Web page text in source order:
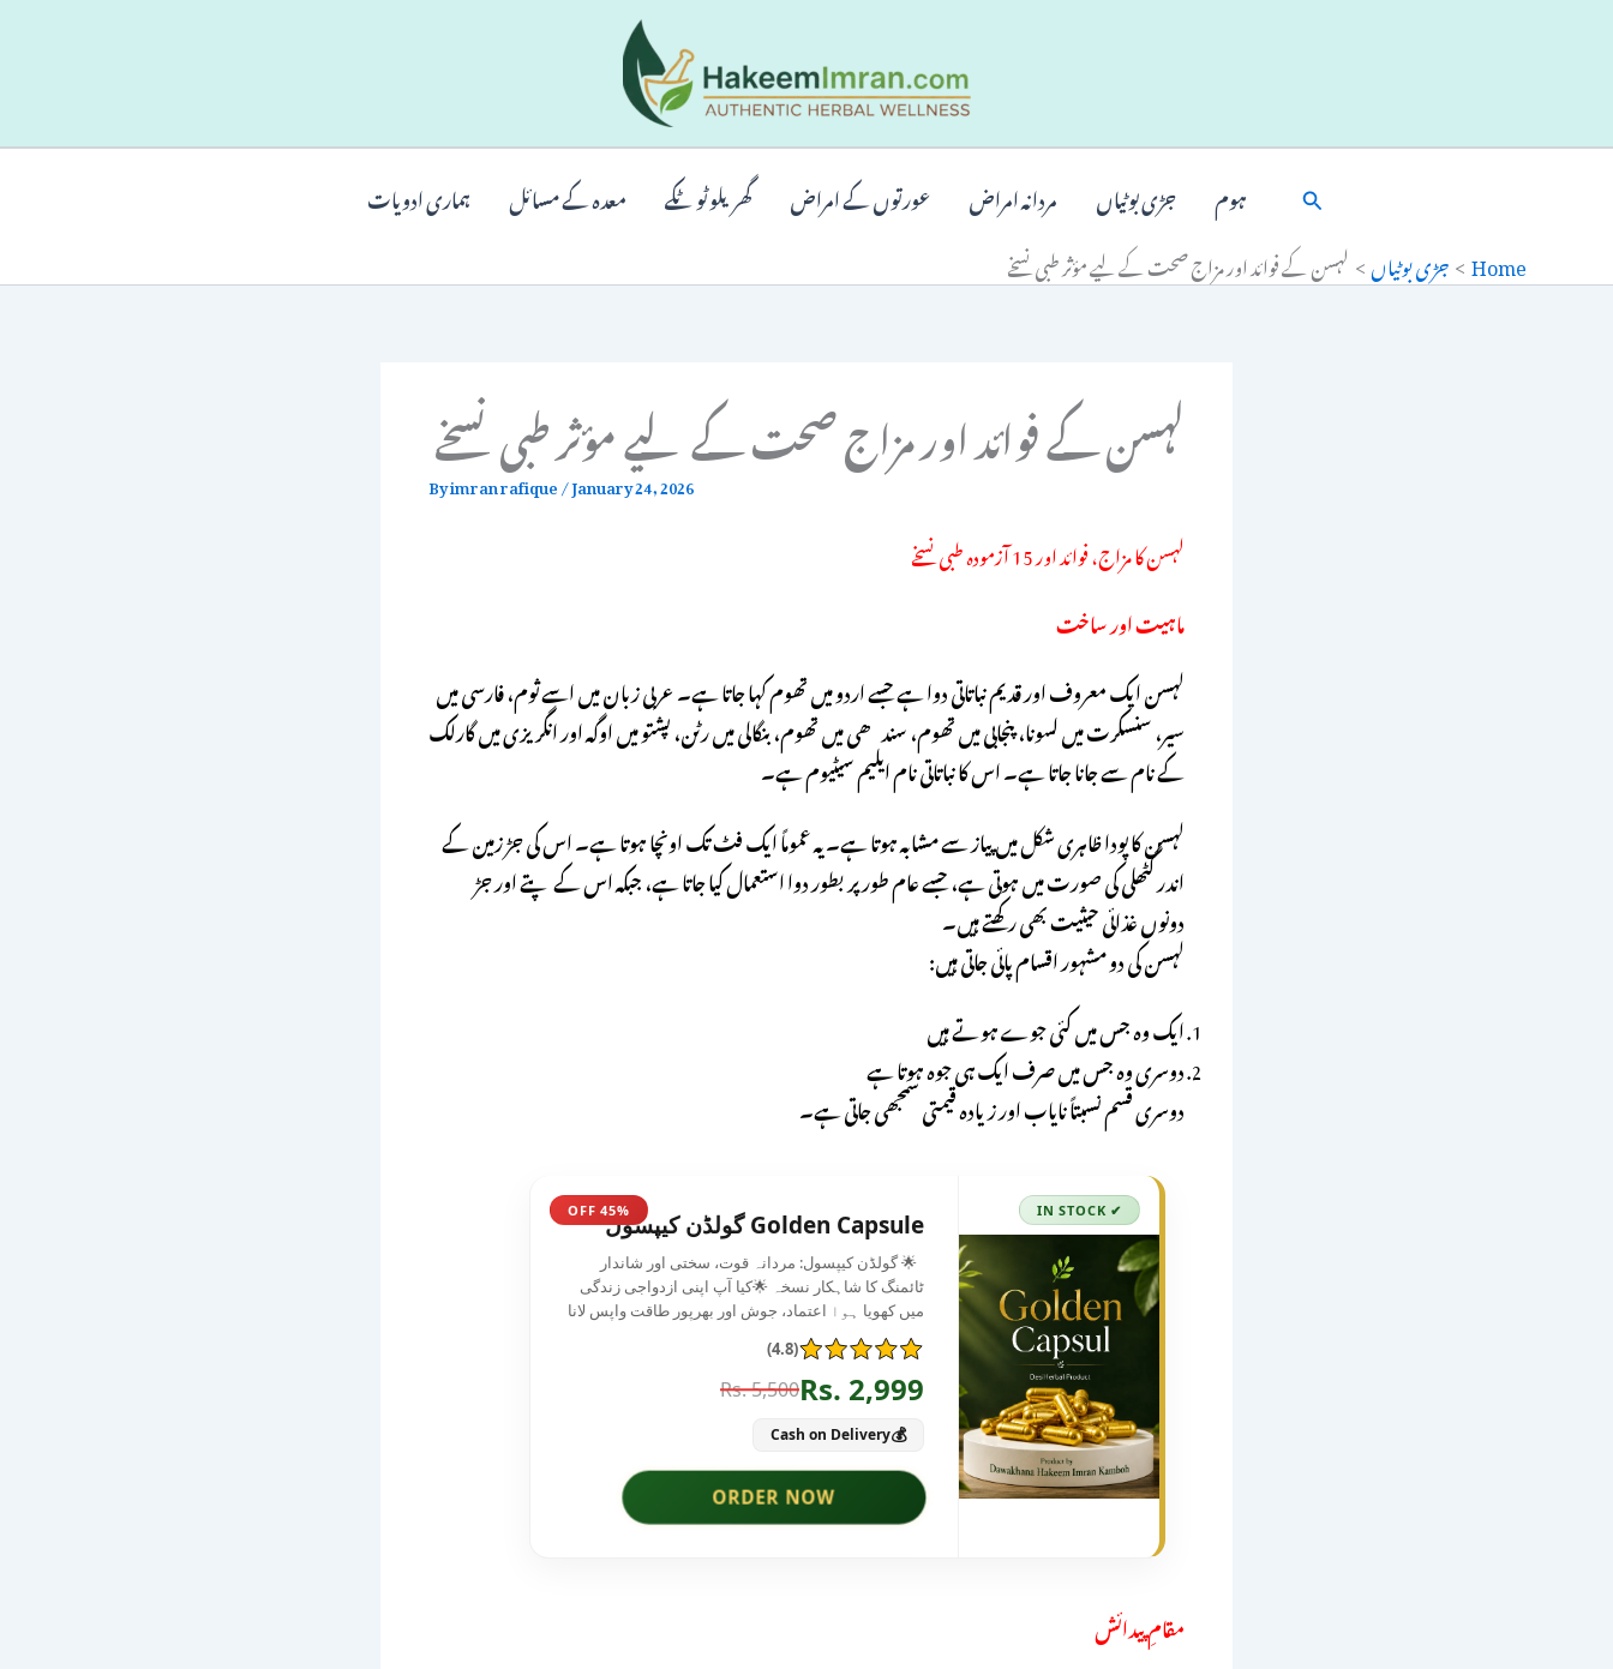
Search ہوم جڑی بوٹیاں مردانہ امراض عورتوں کے امراض گھریلو ٹوٹکے معدہ کے مسائل
ہماری ادویات
Home جڑی بوٹیاں لہسن کے فوائد اور مزاج صحت کے لیے مؤثر طبی نسخے
لہسن کے فوائد اور مزاج صحت کے لیے مؤثر طبی نسخے
Byimran rafique/January 24, 2026
لہسن کا مزاج، فوائد اور 15 آزمودہ طبی نسخے
ماہیت اور ساخت
لہسن ایک معروف اور قدیم نباتاتی دوا ہے جسے اردو میں تھوم کہا جاتا ہے۔ عربی زبان میں اسے ثوم، فارسی میں
سیر، سنسکرت میں لسونا، پنجابی میں تھوم، سندھی میں تھوم، بنگالی میں رٹن، پشتو میں اوگہ اور انگریزی میں گارلک
کے نام سے جانا جاتا ہے۔ اس کا نباتاتی نام ایلیم سیٹیوم ہے۔
لہسن کا پودا ظاہری شکل میں پیاز سے مشابہ ہوتا ہے۔ یہ عموماً ایک فٹ تک اونچا ہوتا ہے۔ اس کی جڑ زمین کے
اندر گٹھلی کی صورت میں ہوتی ہے، جسے عام طور پر بطور دوا استعمال کیا جاتا ہے، جبکہ اس کے پتے اور جڑ
دونوں غذائی حیثیت بھی رکھتے ہیں۔
لہسن کی دو مشہور اقسام پائی جاتی ہیں:
ایک وہ جس میں کئی جوے ہوتے ہیں
دوسری وہ جس میں صرف ایک ہی جوہ ہوتا ہے
دوسری قسم نسبتاً نایاب اور زیادہ قیمتی سمجھی جاتی ہے۔
مقامِ پیدائش